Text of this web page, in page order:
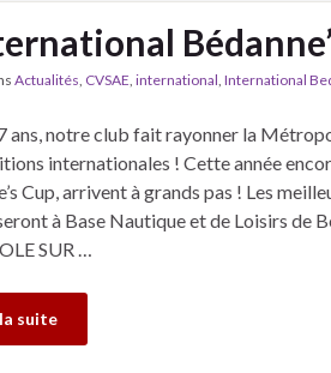
Actualités, CVSAE, international, International
ans, notre club fait rayonner la
internationales ! Cette année
Cup, arrivent à grands pas ! Les
à Base Nautique et de Loisirs de
SUR …
suite